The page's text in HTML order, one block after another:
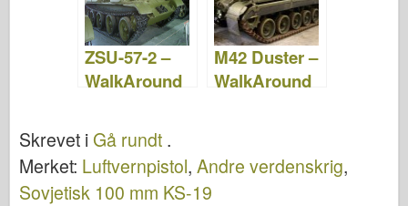
ZSU-57-2 –
WalkAround
M42 Duster –
WalkAround
Skrevet iGå rundt .
Merket: Luftvernpistol, Andre verdenskrig,
Sovjetisk 100 mm KS-19